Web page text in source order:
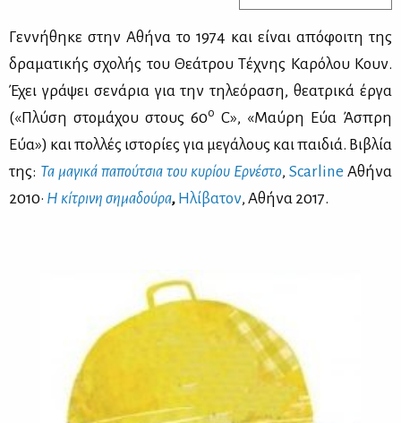
Γεν­νή­θη­κε στην Αθή­να το 1974 και εί­ναι από­φοι­τη της
δρα­μα­τι­κής σχο­λής του Θε­ά­τρου Τέ­χνης Κα­ρό­λου Κουν.
Έχει γρά­ψει σε­νά­ρια για την τη­λε­ό­ρα­ση, θε­α­τρι­κά έρ­γα
(«Πλύ­ση στο­μά­χου στους 60ο C», «Μαύ­ρη Εύα Άσπρη
Εύα») και πολ­λές ιστο­ρί­ες για με­γά­λους και παι­διά. Βι­βλία
της: Τα μα­γι­κά πα­πού­τσια του κυ­ρί­ου Ερ­νέ­στο, Scarline Αθή­να
2010· Η κί­τρι­νη ση­μα­δού­ρα, Ηλί­βα­τον, Αθή­να 2017.